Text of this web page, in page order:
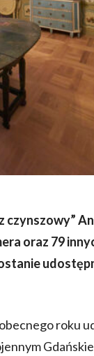
czynszowy”
oraz 79
roku